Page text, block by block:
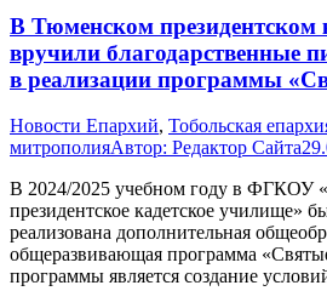
В Тюменском президентском
вручили благодарственные
в реализации программы
Новости Епархий, Тобольская
митрополияАвтор: Редактор Сайта
В 2024/2025 учебном году в ФГКОУ
президентское кадетское училище»
реализована дополнительная
общеразвивающая программа
программы является создание